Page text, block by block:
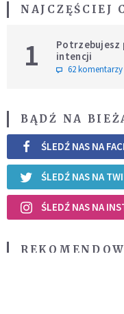
NAJCZĘŚCIEJ
1
Potrzebujesz
intencji
62 komentarzy
BĄDŹ NA
ŚLEDŹ NAS NA
ŚLEDŹ NAS NA
ŚLEDŹ NAS NA